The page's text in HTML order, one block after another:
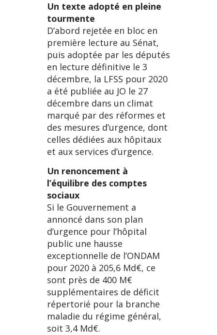
Un texte adopté en pleine
tourmente
D’abord rejetée en bloc en
première lecture au Sénat,
puis adoptée par les députés
en lecture définitive le 3
décembre, la LFSS pour 2020
a été publiée au JO le 27
décembre dans un climat
marqué par des réformes et
des mesures d’urgence, dont
celles dédiées aux hôpitaux
et aux services d’urgence.
Un renoncement à
l’équilibre des comptes
sociaux
Si le Gouvernement a
annoncé dans son plan
d’urgence pour l’hôpital
public une hausse
exceptionnelle de l’ONDAM
pour 2020 à 205,6 Md€, ce
sont près de 400 M€
supplémentaires de déficit
répertorié pour la branche
maladie du régime général,
soit 3,4 Md€.